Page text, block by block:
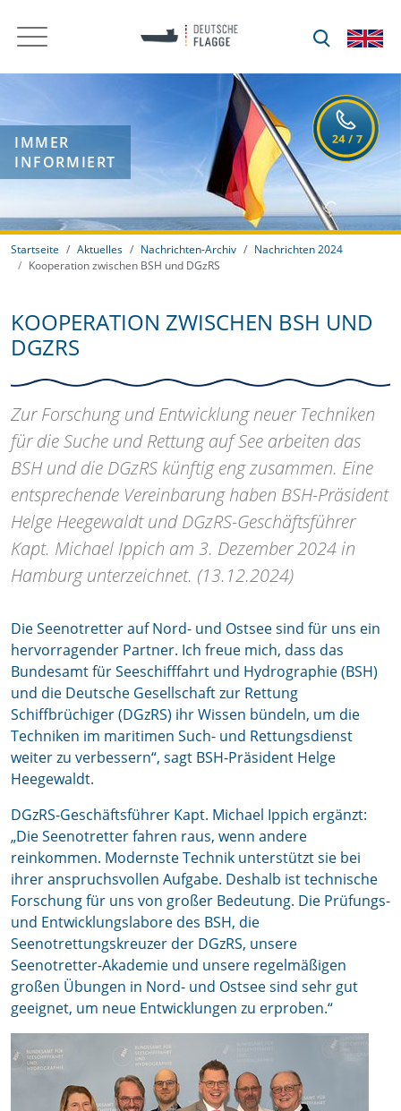
IMMER
INFORMIERT
Startseite Aktuelles Nachrichten-Archiv
Nachrichten 2024
Kooperation zwischen BSH und DGzRS
KOOPERATION ZWISCHEN BSH UND
DGZRS
Zur Forschung und Entwicklung neuer Techniken
für die Suche und Rettung auf See arbeiten das
BSH und die DGzRS künftig eng zusammen. Eine
entsprechende Vereinbarung haben BSH-Präsident
Helge Heegewaldt und DGzRS-Geschäftsführer
Kapt. Michael Ippich am 3. Dezember 2024 in
Hamburg unterzeichnet. (13.12.2024)
Die Seenotretter auf Nord- und Ostsee sind für uns ein
hervorragender Partner. Ich freue mich, dass das
Bundesamt für Seeschifffahrt und Hydrographie (BSH)
und die Deutsche Gesellschaft zur Rettung
Schiffbrüchiger (DGzRS) ihr Wissen bündeln, um die
Techniken im maritimen Such- und Rettungsdienst
weiter zu verbessern“, sagt BSH-Präsident Helge
Heegewaldt.
DGzRS-Geschäftsführer Kapt. Michael Ippich ergänzt:
„Die Seenotretter fahren raus, wenn andere
reinkommen. Modernste Technik unterstützt sie bei
ihrer anspruchsvollen Aufgabe. Deshalb ist technische
Forschung für uns von großer Bedeutung. Die Prüfungs-
und Entwicklungslabore des BSH, die
Seenotrettungskreuzer der DGzRS, unsere
Seenotretter-Akademie und unsere regelmäßigen
großen Übungen in Nord- und Ostsee sind sehr gut
geeignet, um neue Entwicklungen zu erproben.“